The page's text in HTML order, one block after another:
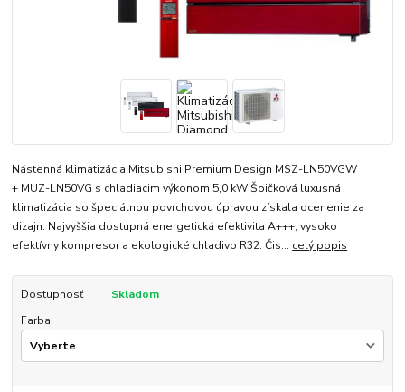
Nástenná klimatizácia Mitsubishi Premium Design MSZ-LN50VGW
+ MUZ-LN50VG s chladiacim výkonom 5,0 kW Špičková luxusná
klimatizácia so špeciálnou povrchovou úpravou získala ocenenie za
dizajn. Najvyššia dostupná energetická efektivita A+++, vysoko
efektívny kompresor a ekologické chladivo R32. Čis... celý popis
Dostupnosť
Skladom
Farba